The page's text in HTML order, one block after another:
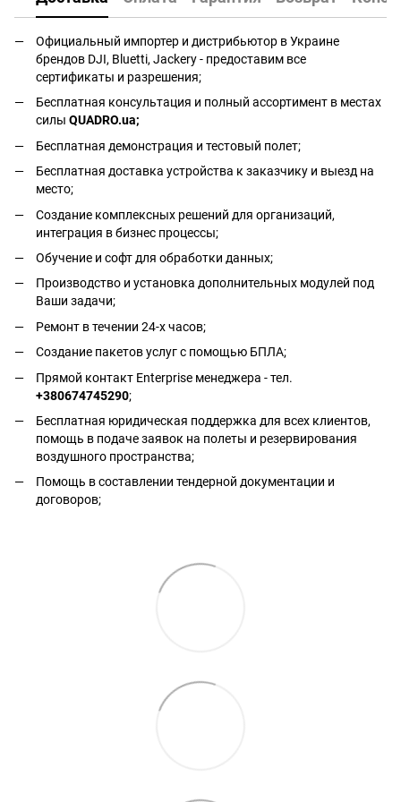
Официальный импортер и дистрибьютор в Украине
брендов DJI, Bluetti, Jackery - предоставим все
сертификаты и разрешения;
Бесплатная консультация и полный ассортимент в местах
силы QUADRO.ua;
Бесплатная демонстрация и тестовый полет;
Бесплатная доставка устройства к заказчику и выезд на
место;
Создание комплексных решений для организаций,
интеграция в бизнес процессы;
Обучение и софт для обработки данных;
Производство и установка дополнительных модулей под
Ваши задачи;
Ремонт в течении 24-х часов;
Создание пакетов услуг с помощью БПЛА;
Прямой контакт Enterprise менеджера - тел.
+380674745290;
Бесплатная юридическая поддержка для всех клиентов,
помощь в подаче заявок на полеты и резервирования
воздушного пространства;
Помощь в составлении тендерной документации и
договоров;